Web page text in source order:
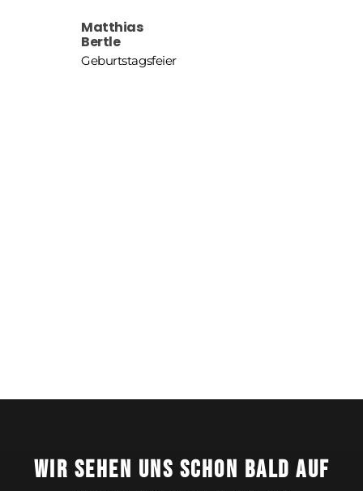
Matthias
Bertle
Geburtstagsfeier
Wir sehen uns schon bald auf